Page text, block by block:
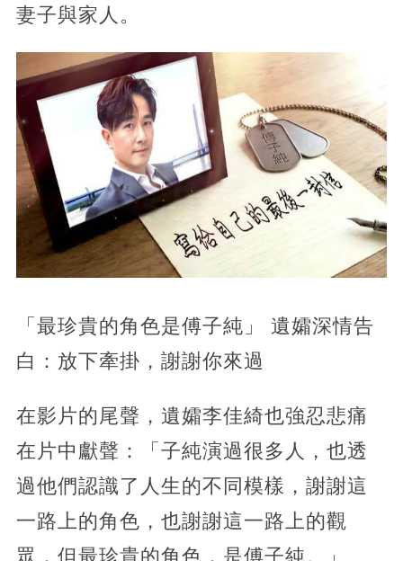
妻子與家人。
「最珍貴的角色是傅子純」 遺孀深情告
白：放下牽掛，謝謝你來過
在影片的尾聲，遺孀李佳綺也強忍悲痛
在片中獻聲：「子純演過很多人，也透
過他們認識了人生的不同模樣，謝謝這
一路上的角色，也謝謝這一路上的觀
眾，但最珍貴的角色，是傅子純。」